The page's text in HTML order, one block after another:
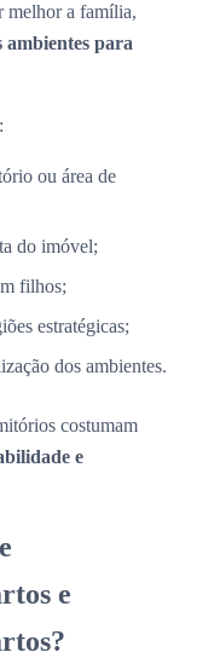
melhor a família,
ambientes para
ou área de
do imóvel;
filhos;
estratégicas;
dos ambientes.
costumam
e
e